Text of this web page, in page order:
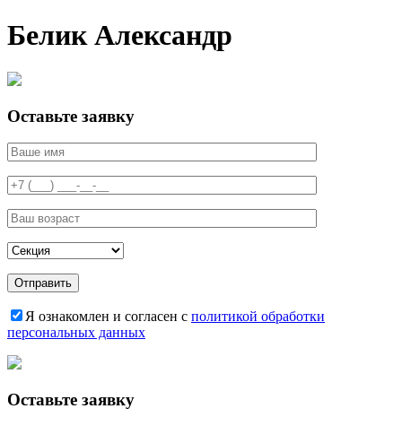
Белик Александр
Оставьте заявку
Я ознакомлен и согласен с политикой обработки
персональных данных
Оставьте заявку